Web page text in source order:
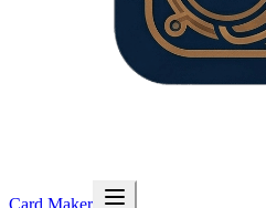
Card Maker